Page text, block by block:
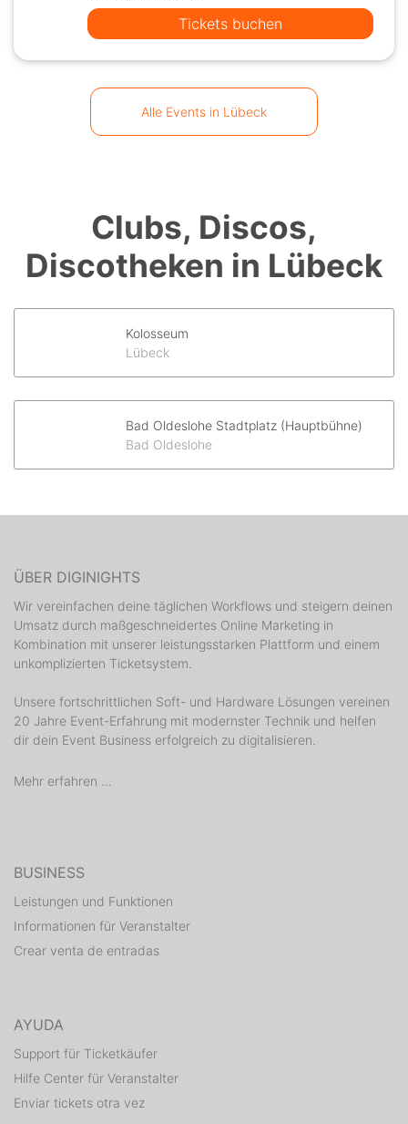
Tickets buchen
Alle Events in Lübeck
Clubs, Discos,
Discotheken in Lübeck
Kolosseum
Lübeck
Bad Oldeslohe Stadtplatz (Hauptbühne)
Bad Oldeslohe
ÜBER DIGINIGHTS
Wir vereinfachen deine täglichen Workflows und steigern deinen
Umsatz durch maßgeschneidertes Online Marketing in
Kombination mit unserer leistungsstarken Plattform und einem
unkomplizierten Ticketsystem.
Unsere fortschrittlichen Soft- und Hardware Lösungen vereinen
20 Jahre Event-Erfahrung mit modernster Technik und helfen
dir dein Event Business erfolgreich zu digitalisieren.
Mehr erfahren ...
BUSINESS
Leistungen und Funktionen
Informationen für Veranstalter
Crear venta de entradas
AYUDA
Support für Ticketkäufer
Hilfe Center für Veranstalter
Enviar tickets otra vez